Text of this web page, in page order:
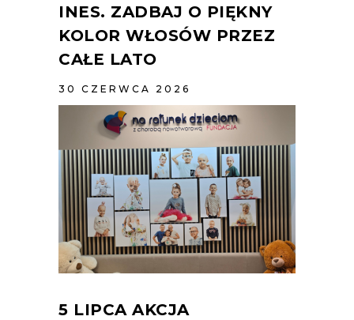
INES. ZADBAJ O PIĘKNY
KOLOR WŁOSÓW PRZEZ
CAŁE LATO
30 CZERWCA 2026
5 LIPCA AKCJA